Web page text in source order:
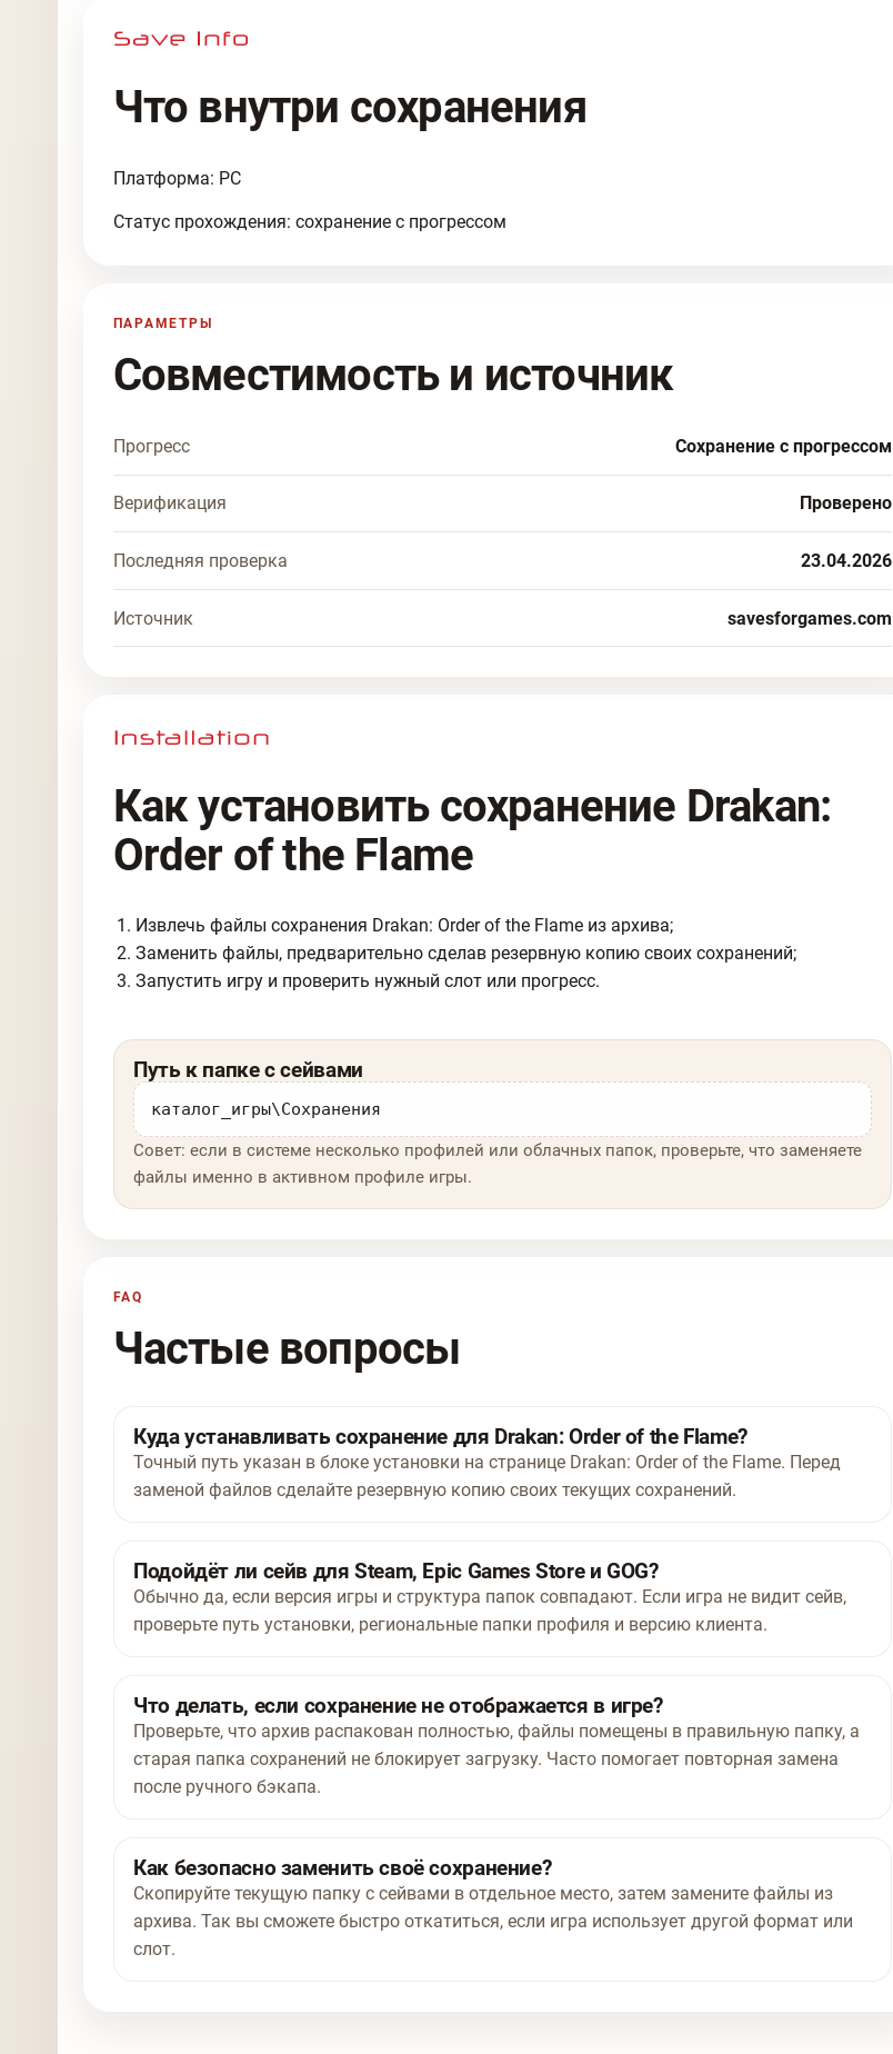
Что внутри сохранения
Платформа: PC
Статус прохождения: сохранение с прогрессом
ПАРАМЕТРЫ
Совместимость и источник
Прогресс Сохранение с прогрессом
Верификация Проверено
Последняя проверка 23.04.2026
Источник savesforgames.com
Как установить сохранение Drakan:
Order of the Flame
Извлечь файлы сохранения Drakan: Order of the Flame из архива;
Заменить файлы, предварительно сделав резервную копию своих сохранений;
Запустить игру и проверить нужный слот или прогресс.
Путь к папке с сейвами
каталог_игры\Сохранения
Совет: если в системе несколько профилей или облачных папок, проверьте, что заменяете
файлы именно в активном профиле игры.
FAQ
Частые вопросы
Куда устанавливать сохранение для Drakan: Order of the Flame?
Точный путь указан в блоке установки на странице Drakan: Order of the Flame. Перед
заменой файлов сделайте резервную копию своих текущих сохранений.
Подойдёт ли сейв для Steam, Epic Games Store и GOG?
Обычно да, если версия игры и структура папок совпадают. Если игра не видит сейв,
проверьте путь установки, региональные папки профиля и версию клиента.
Что делать, если сохранение не отображается в игре?
Проверьте, что архив распакован полностью, файлы помещены в правильную папку, а
старая папка сохранений не блокирует загрузку. Часто помогает повторная замена
после ручного бэкапа.
Как безопасно заменить своё сохранение?
Скопируйте текущую папку с сейвами в отдельное место, затем замените файлы из
архива. Так вы сможете быстро откатиться, если игра использует другой формат или
слот.